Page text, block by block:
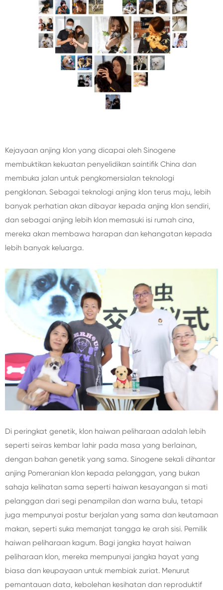
Kejayaan anjing klon yang dicapai oleh Sinogene
membuktikan kekuatan penyelidikan saintifik China dan
membuka jalan untuk pengkomersialan teknologi
pengklonan. Sebagai teknologi anjing klon terus maju, lebih
banyak perhatian akan dibayar kepada anjing klon sendiri,
dan sebagai anjing lebih klon memasuki isi rumah cina,
mereka akan membawa harapan dan kehangatan kepada
lebih banyak keluarga.
Di peringkat genetik, klon haiwan peliharaan adalah lebih
seperti seiras kembar lahir pada masa yang berlainan,
dengan bahan genetik yang sama. Sinogene sekali dihantar
anjing Pomeranian klon kepada pelanggan, yang bukan
sahaja kelihatan sama seperti haiwan kesayangan si mati
pelanggan dari segi penampilan dan warna bulu, tetapi
juga mempunyai postur berjalan yang sama dan keutamaan
makan, seperti suka memanjat tangga ke arah sisi. Pemilik
haiwan peliharaan kagum. Bagi jangka hayat haiwan
peliharaan klon, mereka mempunyai jangka hayat yang
biasa dan keupayaan untuk membiak zuriat. Menurut
pemantauan data, kebolehan kesihatan dan reproduktif